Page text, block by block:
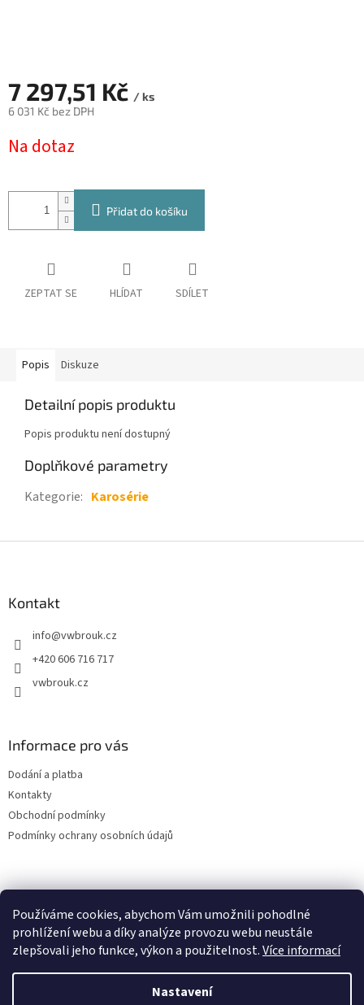
Používáme cookies, abychom Vám umožnili pohodlné
prohlížení webu a díky analýze provozu webu neustále
zlepšovali jeho funkce, výkon a použitelnost.Více informací
Nastavení
7 297,51 Kč / ks
6 031 Kč bez DPH
cena:
Na dotaz
Přidat do košíku
ZEPTAT SE HLÍDAT SDÍLET
Popis Diskuze
Detailní popis produktu
Popis produktu není dostupný
Doplňkové parametry
Kategorie: Karosérie
Kontakt
info@vwbrouk.cz
+420 606 716 717
vwbrouk.cz
Informace pro vás
Dodání a platba
Kontakty
Obchodní podmínky
Podmínky ochrany osobních údajů
Vytvořil Shoptet